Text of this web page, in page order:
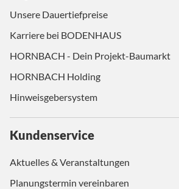
Unsere Dauertiefpreise
Karriere bei BODENHAUS
HORNBACH - Dein Projekt-Baumarkt
HORNBACH Holding
Hinweisgebersystem
Kundenservice
Aktuelles & Veranstaltungen
Planungstermin vereinbaren